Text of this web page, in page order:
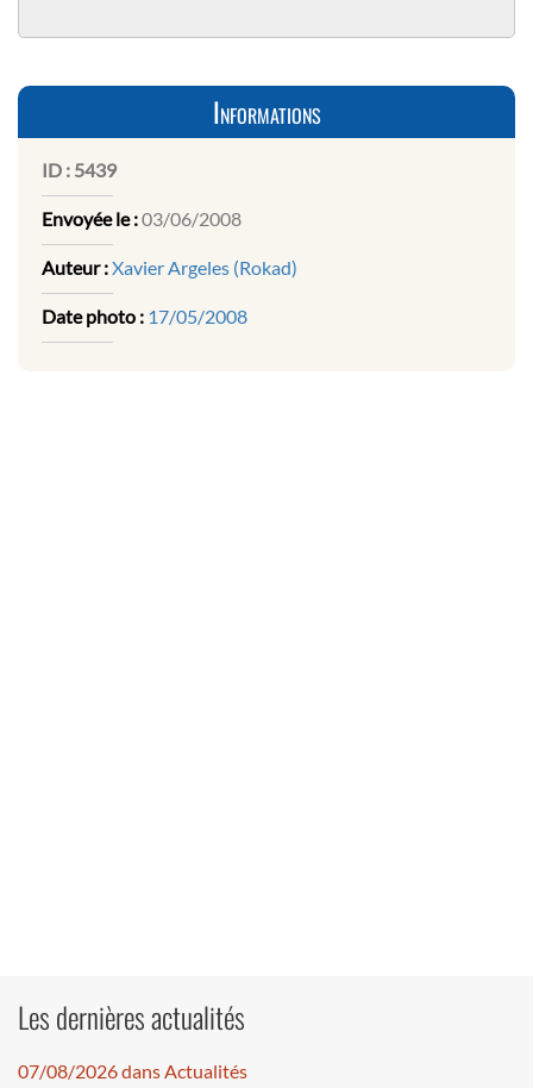
Informations
ID : 5439
Envoyée le :03/06/2008
Auteur :Xavier Argeles (Rokad)
Date photo : 17/05/2008
Les dernières actualités
07/08/2026 dans Actualités